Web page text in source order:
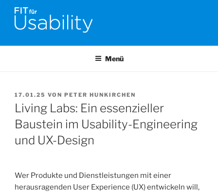
Zum
Inhalt
springen
FIT FÜR USABILITY
Menü
VERÖFFENTLICHT
AM
17.01.25 VON PETER HUNKIRCHEN
Living Labs: Ein essenzieller
Baustein im Usability-Engineering
und UX-Design
Wer Produkte und Dienstleistungen mit einer
herausragenden User Experience (UX) entwickeln will,